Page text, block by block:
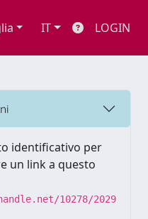
IT LOGIN
identificativo per
un link a questo
10278/2029